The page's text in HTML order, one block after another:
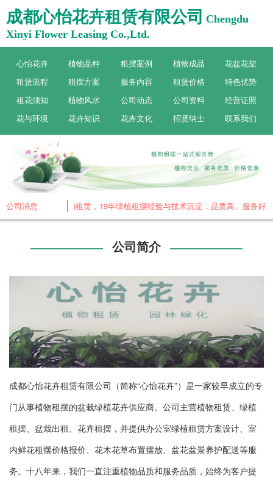
成都心怡花卉租赁有限公司 Chengdu
Xinyi Flower Leasing Co.,Ltd.
心怡花卉 植物品种 租摆案例 植物成品
花盆花架
租赁流程
租摆方案 服务内容 租赁价格
特色优势
租花须知
植物风水 公司动态 公司资料
经营证照
花与环境
花卉知识 花卉文化 招贤纳士 联系我们
公司消息
怡花卉，专做植物租赁，19年绿植租摆经验与技术沉淀，品质高、服务好！
公司简介
成都心怡花卉租赁有限公司（简称“心怡花卉”）是一家较早成立的专
门从事植物租摆的盆栽绿植花卉供应商。公司主营植物租赁、绿植
租摆、盆栽出租、花卉租摆，并提供办公室绿植租赁方案设计、室
内鲜花租摆价格报价、花木花草布置摆放、盆花盆景养护配送等服
务。十八年来，我们一直注重植物品质和服务品质，始终为客户提